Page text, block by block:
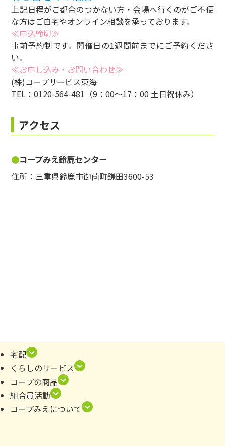
上記日程がご都合のつかない方・会場へ行くのがご不便
な方はご自宅やオンライン相談を承っております。
≪申込締切≫
事前予約制です。開催日の1週間前までにご予約くださ
い。
≪お申し込み・お問い合わせ≫
(株)コープサービス東海
TEL：0120-564-481（9：00～17：00 土日祝休み）
アクセス
コープみえ鈴鹿センター
住所：三重県鈴鹿市御薗町鎌田3600-53
宅配
くらしのサービス
コープの商品
組合員活動
コープみえについて